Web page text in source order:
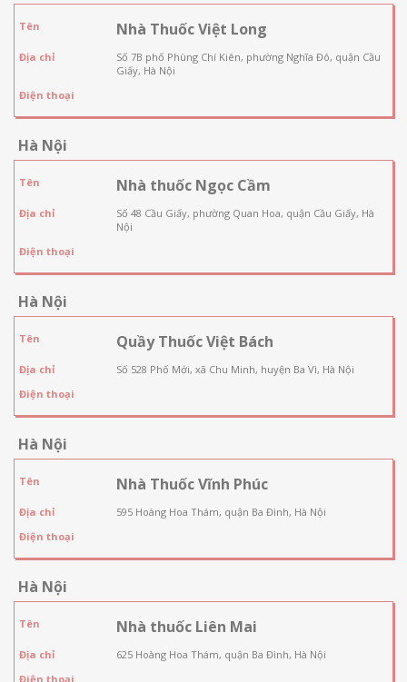
Tên Nhà Thuốc Việt Long
Địa chỉ
Số 7B phố Phùng Chí Kiên, phường Nghĩa Đô, quận Cầu
Giấy, Hà Nội
Điện thoại
Hà Nội
Tên Nhà thuốc Ngọc Cầm
Địa chỉ
Số 48 Cầu Giấy, phường Quan Hoa, quận Cầu Giấy, Hà
Nội
Điện thoại
Hà Nội
Tên Quầy Thuốc Việt Bách
Địa chỉ
Số 528 Phố Mới, xã Chu Minh, huyện Ba Vì, Hà Nội
Điện thoại
Hà Nội
Tên Nhà Thuốc Vĩnh Phúc
Địa chỉ
595 Hoàng Hoa Thám, quận Ba Đình, Hà Nội
Điện thoại
Hà Nội
Tên Nhà thuốc Liên Mai
Địa chỉ
625 Hoàng Hoa Thám, quận Ba Đình, Hà Nội
Điện thoại